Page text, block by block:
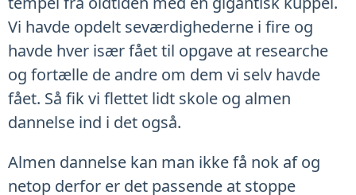
Vi havde opdelt seværdighederne i fire og
havde hver især fået til opgave at researche
og fortælle de andre om dem vi selv havde
fået. Så fik vi flettet lidt skole og almen
dannelse ind i det også.
Almen dannelse kan man ikke få nok af og
netop derfor er det passende at stoppe